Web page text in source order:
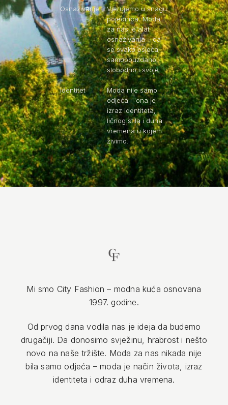
Osnaživanje
Vjerujemo u snagu
pojedinca. Moda
za nas je alat
osnaživanja – da
se svako osjeća
samopouzdano,
slobodno i svoje.
Identitet
Moda nije samo
odjeća – ona je
izraz identiteta,
ličnog stila i duha
vremena u kojem
živimo.
Mi smo City Fashion – modna kuća osnovana
1997. godine.
Od prvog dana vodila nas je ideja da budemo
drugačiji. Da donosimo svježinu, hrabrost i nešto
novo na naše tržište. Moda za nas nikada nije
bila samo odjeća – moda je način života, izraz
identiteta i odraz duha vremena.